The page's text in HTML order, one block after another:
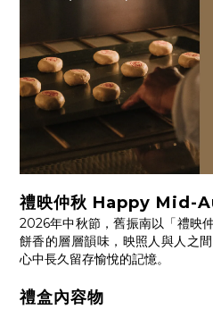
禮映仲秋 Happy Mid-
2026年中秋節，舊振南以「禮映
餅香的層層韻味，映照人與人之
心中長久留存愉悅的記憶。
禮盒內容物